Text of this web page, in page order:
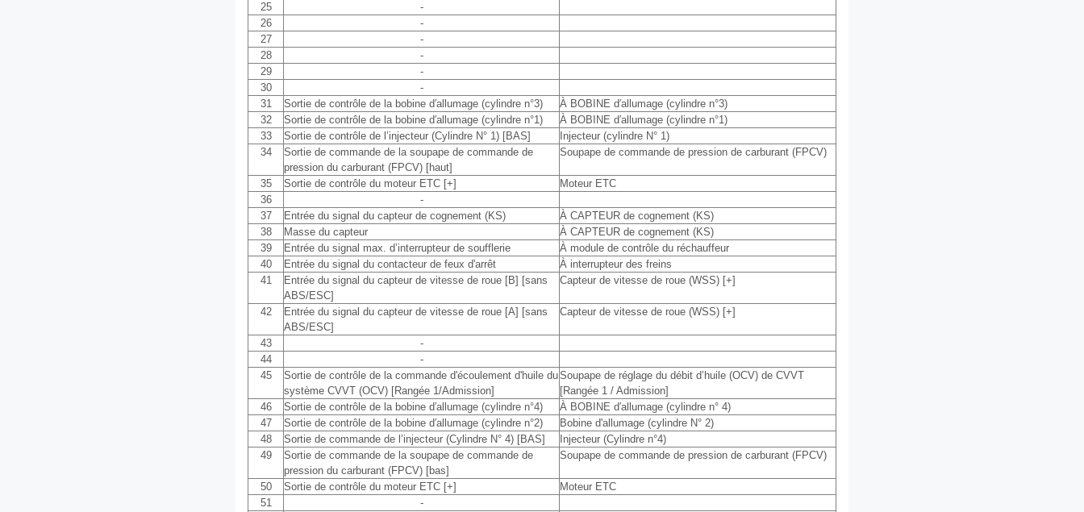
25
-
26
-
27
-
28
-
29
-
30
-
31
Sortie de contrôle de la bobine d′allumage (cylindre n°3)
À BOBINE d′allumage (cylindre n°3)
32
Sortie de contrôle de la bobine d′allumage (cylindre n°1)
À BOBINE d′allumage (cylindre n°1)
33
Sortie de contrôle de l’injecteur (Cylindre N° 1) [BAS]
Injecteur (cylindre N° 1)
34
Sortie de commande de la soupape de commande de
pression du carburant (FPCV) [haut]
Soupape de commande de pression de carburant (FPCV)
35 Sortie de contrôle du moteur ETC [+]
Moteur ETC
36
-
37
Entrée du signal du capteur de cognement (KS)
À CAPTEUR de cognement (KS)
38
Masse du capteur
À CAPTEUR de cognement (KS)
39
Entrée du signal max. d’interrupteur de soufflerie
À module de contrôle du réchauffeur
40
Entrée du signal du contacteur de feux d'arrêt
À interrupteur des freins
41
Entrée du signal du capteur de vitesse de roue [B] [sans
ABS/ESC]
Capteur de vitesse de roue (WSS) [+]
42
Entrée du signal du capteur de vitesse de roue [A] [sans
ABS/ESC]
Capteur de vitesse de roue (WSS) [+]
43
-
44
-
45
Sortie de contrôle de la commande d'écoulement d'huile du
système CVVT (OCV) [Rangée 1/Admission]
Soupape de réglage du débit d’huile (OCV) de CVVT
[Rangée 1 / Admission]
46
Sortie de contrôle de la bobine d′allumage (cylindre n°4)
À BOBINE d′allumage (cylindre n° 4)
47
Sortie de contrôle de la bobine d′allumage (cylindre n°2)
Bobine d'allumage (cylindre N° 2)
48
Sortie de commande de l’injecteur (Cylindre N° 4) [BAS]
Injecteur (Cylindre n°4)
49
Sortie de commande de la soupape de commande de
pression du carburant (FPCV) [bas]
Soupape de commande de pression de carburant (FPCV)
50 Sortie de contrôle du moteur ETC [+]
Moteur ETC
51
-